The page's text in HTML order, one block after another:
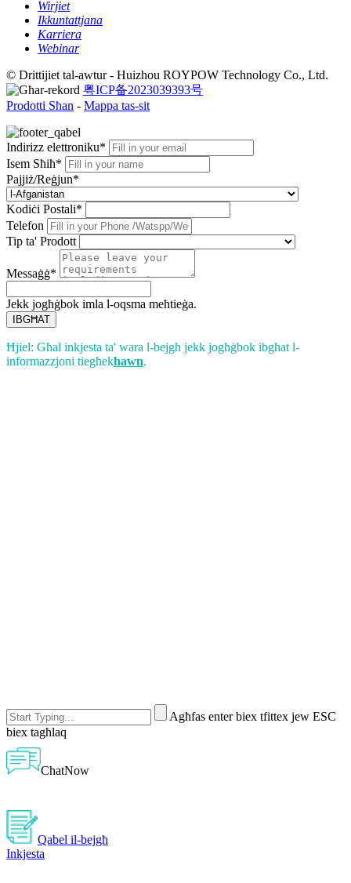
Wirjiet
Ikkuntattjana
Karriera
Webinar
© Drittijiet tal-awtur - Huizhou ROYPOW Technology Co., Ltd.
粤ICP备2023039393号
Prodotti Sħan - Mappa tas-sit
Indirizz elettroniku*
Isem Sħiħ*
Pajjiż/Reġjun*
Kodiċi Postali*
Telefon
Tip ta' Prodott
Messaġġ*
Jekk jogħġbok imla l-oqsma meħtieġa.
IBGĦAT
Ħjiel: Għal inkjesta ta' wara l-bejgħ jekk jogħġbok ibgħat l-
informazzjoni tiegħekhawn.
Agħfas enter biex tfittex jew ESC
biex tagħlaq
ChatNow
Qabel il-bejgħ
Inkjesta